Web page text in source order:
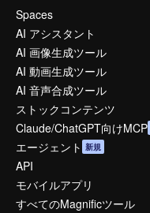
Spaces
AI アシスタント
AI 画像生成ツール
AI 動画生成ツール
AI 音声合成ツール
ストックコンテンツ
Claude/ChatGPT向けMCP
エージェント 新規
API
モバイルアプリ
すべてのMagnificツール